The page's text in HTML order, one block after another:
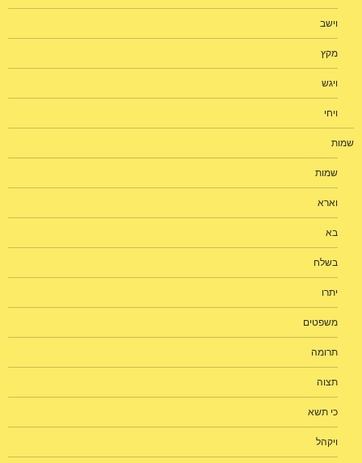
וישב
מקץ
ויגש
ויחי
שמות
שמות
וארא
בא
בשלח
יתרו
משפטים
תרומה
תצוה
כי תשא
ויקהל